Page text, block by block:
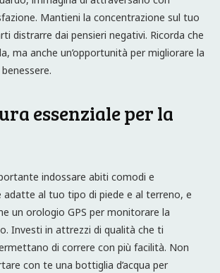
Mantieni la concentrazione sul tuo
distrarre dai pensieri negativi. Ricorda che
ma anche un’opportunità per migliorare la
essenziale per la
indossare abiti comodi e
adatte al tuo tipo di piede e al terreno, e
un orologio GPS per monitorare la
Investi in attrezzi di qualità che ti
di correre con più facilità. Non
con te una bottiglia d’acqua per